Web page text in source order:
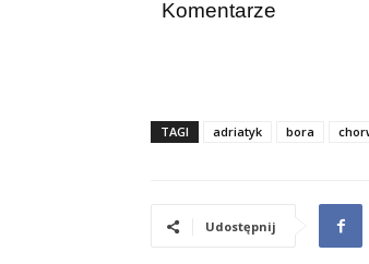
Komentarze
TAGI adriatyk bora
Udostępnij